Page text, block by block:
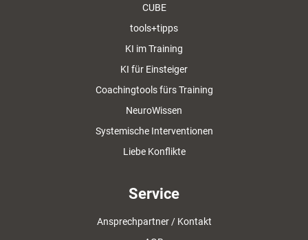
CUBE
tools+tipps
KI im Training
KI für Einsteiger
Coachingtools fürs Training
NeuroWissen
Systemische Interventionen
Liebe Konflikte
Service
Ansprechpartner / Kontakt